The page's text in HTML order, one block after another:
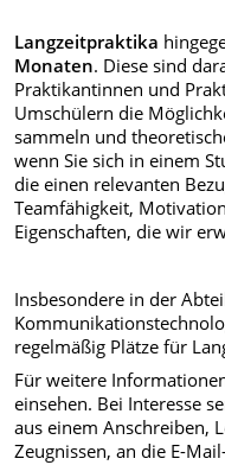
Langzeitpraktika
Monaten. Diese sind
Praktikantinnen und
Umschülern die
sammeln und
wenn Sie sich in einem
die einen relevanten
Teamfähigkeit,
Eigenschaften, die wir
Insbesondere in der
regelmäßig Plätze für
Für weitere
einsehen. Bei Interesse
aus einem Anschreiben,
Zeugnissen, an die E-